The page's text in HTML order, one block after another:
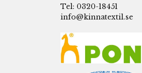
Tel: 0320-18451
info@kinnatextil.se